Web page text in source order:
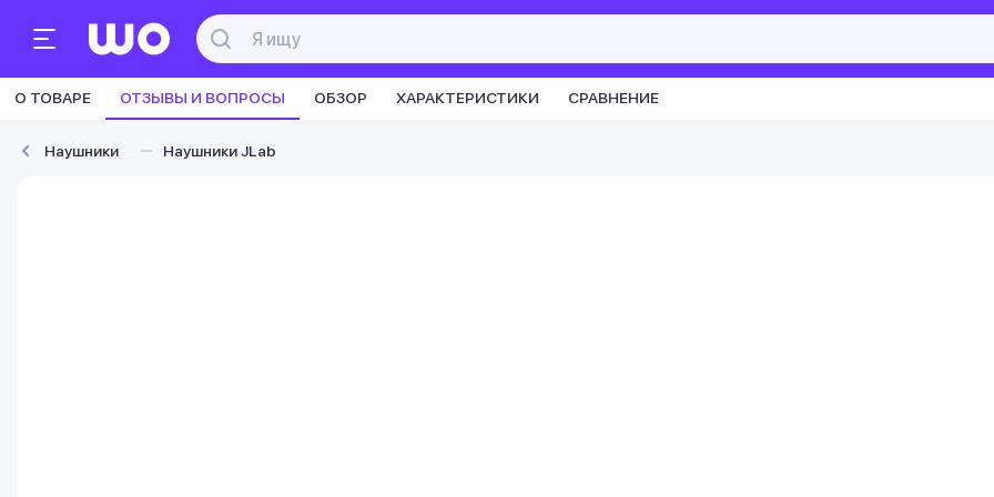
О ТОВАРЕ ОТЗЫВЫ И ВОПРОСЫ ОБЗОР ХАРАКТЕРИСТИКИ СРАВНЕНИЕ
Наушники Наушники JLab